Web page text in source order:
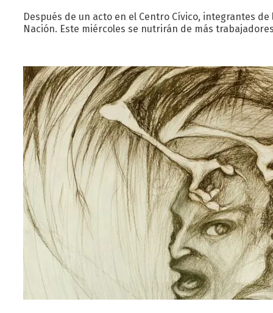
Después de un acto en el Centro Cívico, integrantes
Nación. Este miércoles se nutrirán de más